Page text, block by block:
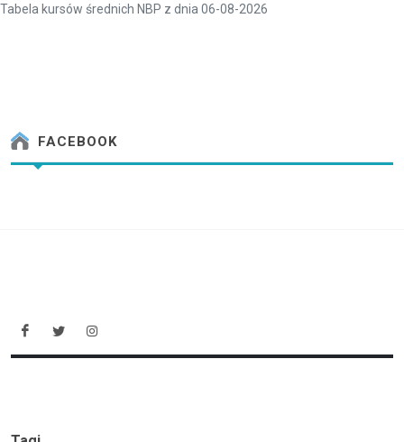
Tabela kursów średnich NBP z dnia 06-08-2026
FACEBOOK